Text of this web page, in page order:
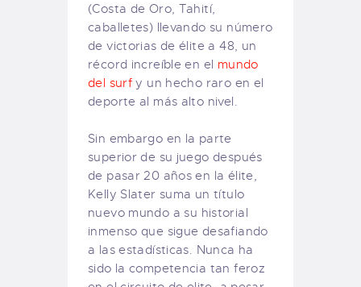
(Costa de Oro, Tahití,
caballetes) llevando su número
de victorias de élite a 48, un
récord increíble en el mundo
del surf y un hecho raro en el
deporte al más alto nivel.
Sin embargo en la parte
superior de su juego después
de pasar 20 años en la élite,
Kelly Slater suma un título
nuevo mundo a su historial
inmenso que sigue desafiando
a las estadísticas. Nunca ha
sido la competencia tan feroz